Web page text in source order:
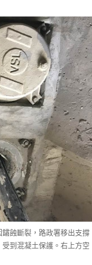
蝕斷裂，路政署移出支撐
到混凝土保護。右上方空